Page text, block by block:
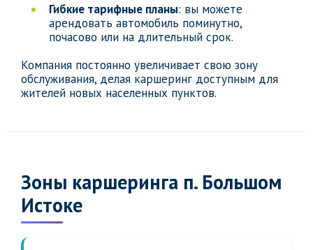
Гибкие тарифные планы: вы можете
арендовать автомобиль поминутно,
почасово или на длительный срок.
Компания постоянно увеличивает свою зону
обслуживания, делая каршеринг доступным для
жителей новых населенных пунктов.
Зоны каршеринга п. Большом
Истоке